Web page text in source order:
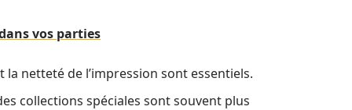
vos parties
la netteté de l’impression sont essentiels.
collections spéciales sont souvent plus